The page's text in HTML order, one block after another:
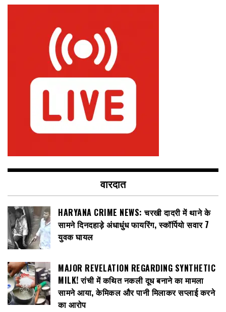
वारदात
HARYANA CRIME NEWS: चरखी दादरी में थाने के
सामने दिनदहाड़े अंधाधुंध फायरिंग, स्कॉर्पियो सवार 7
युवक घायल
MAJOR REVELATION REGARDING SYNTHETIC
MILK! रांची में कथित नकली दूध बनाने का मामला
सामने आया, केमिकल और पानी मिलाकर सप्लाई करने
का आरोप